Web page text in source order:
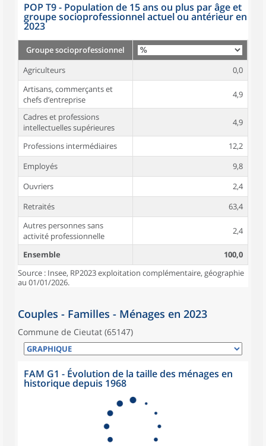
POP T9 - Population de 15 ans ou plus par âge et
groupe socioprofessionnel actuel ou antérieur en
2023
Groupe socioprofessionnel
Agriculteurs
0,0
Artisans, commerçants et
chefs d’entreprise
4,9
Cadres et professions
intellectuelles supérieures
4,9
Professions intermédiaires
12,2
Employés
9,8
Ouvriers
2,4
Retraités
63,4
Autres personnes sans
activité professionnelle
2,4
Ensemble
100,0
Source : Insee, RP2023 exploitation complémentaire, géographie
au 01/01/2026.
Couples - Familles - Ménages en 2023
Commune de Cieutat (65147)
FAM G1 - Évolution de la taille des ménages en
historique depuis 1968